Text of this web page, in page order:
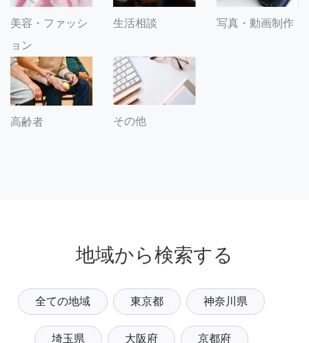
美容・ファッシ
ョン
生活相談 写真・動画制作
高齢者 その他
地域から検索する
全ての地域 東京都 神奈川県
埼玉県 大阪府 京都府